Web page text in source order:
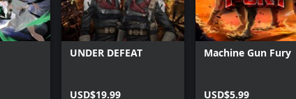
UNDER DEFEAT
USD$19.99
Machine Gun Fury
USD$5.99